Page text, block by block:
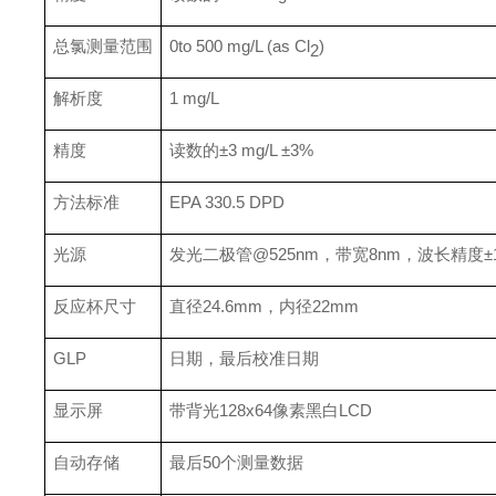
总氯测量范围 0to 500 mg/L (as Cl2)
解析度 1 mg/L
精度 读数的±3 mg/L ±3%
方法标准 EPA 330.5 DPD
光源 发光二极管@525nm，带宽8nm，波长精度
反应杯尺寸 直径24.6mm，内径22mm
GLP 日期，最后校准日期
显示屏 带背光128x64像素黑白LCD
自动存储 最后50个测量数据